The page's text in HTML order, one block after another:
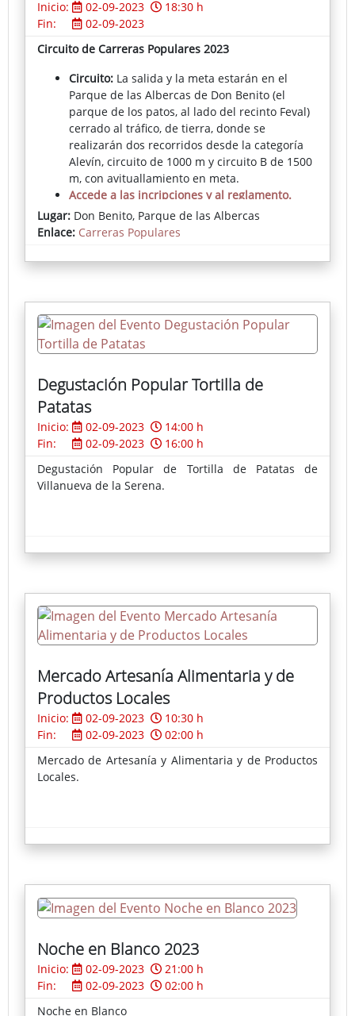
Inicio: 02-09-2023
18:30 h
Fin:
02-09-2023
Circuito de Carreras Populares 2023
Circuito: La salida y la meta estarán en el
Parque de las Albercas de Don Benito (el
parque de los patos, al lado del recinto Feval)
cerrado al tráfico, de tierra, donde se
realizarán dos recorridos desde la categoría
Alevín, circuito de 1000 m y circuito B de 1500
m, con avituallamiento en meta.
Accede a las incripciones y al reglamento.
Lugar: Don Benito, Parque de las Albercas
Enlace: Carreras Populares
Degustación Popular Tortilla de
Patatas
Inicio: 02-09-2023
14:00 h
Fin:
02-09-2023
16:00 h
Degustación Popular de Tortilla de Patatas de
Villanueva de la Serena.
Mercado Artesanía Alimentaria y de
Productos Locales
Inicio: 02-09-2023
10:30 h
Fin:
02-09-2023
02:00 h
Mercado de Artesanía y Alimentaria y de Productos
Locales.
Noche en Blanco 2023
Inicio: 02-09-2023
21:00 h
Fin:
02-09-2023
02:00 h
Noche en Blanco